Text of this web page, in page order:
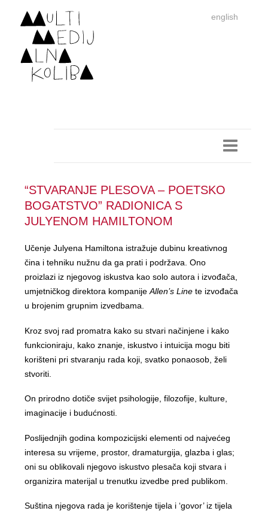
english
“STVARANJE PLESOVA – POETSKO
BOGATSTVO” RADIONICA S
JULYENOM HAMILTONOM
Učenje Julyena Hamiltona istražuje dubinu kreativnog
čina i tehniku nužnu da ga prati i podržava. Ono
proizlazi iz njegovog iskustva kao solo autora i izvođača,
umjetničkog direktora kompanije Allen’s Linete izvođača
u brojenim grupnim izvedbama.
Kroz svoj rad promatra kako su stvari načinjene i kako
funkcioniraju, kako znanje, iskustvo i intuicija mogu biti
korišteni pri stvaranju rada koji, svatko ponaosob, želi
stvoriti.
On prirodno dotiče svijet psihologije, filozofije, kulture,
imaginacije i budućnosti.
Poslijednjih godina kompozicijski elementi od najvećeg
interesa su vrijeme, prostor, dramaturgija, glazba i glas;
oni su oblikovali njegovo iskustvo plesača koji stvara i
organizira materijal u trenutku izvedbe pred publikom.
Suština njegova rada je korištenje tijela i ‘govor’ iz tijela